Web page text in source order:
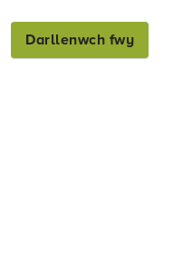
Darllenwch fwy